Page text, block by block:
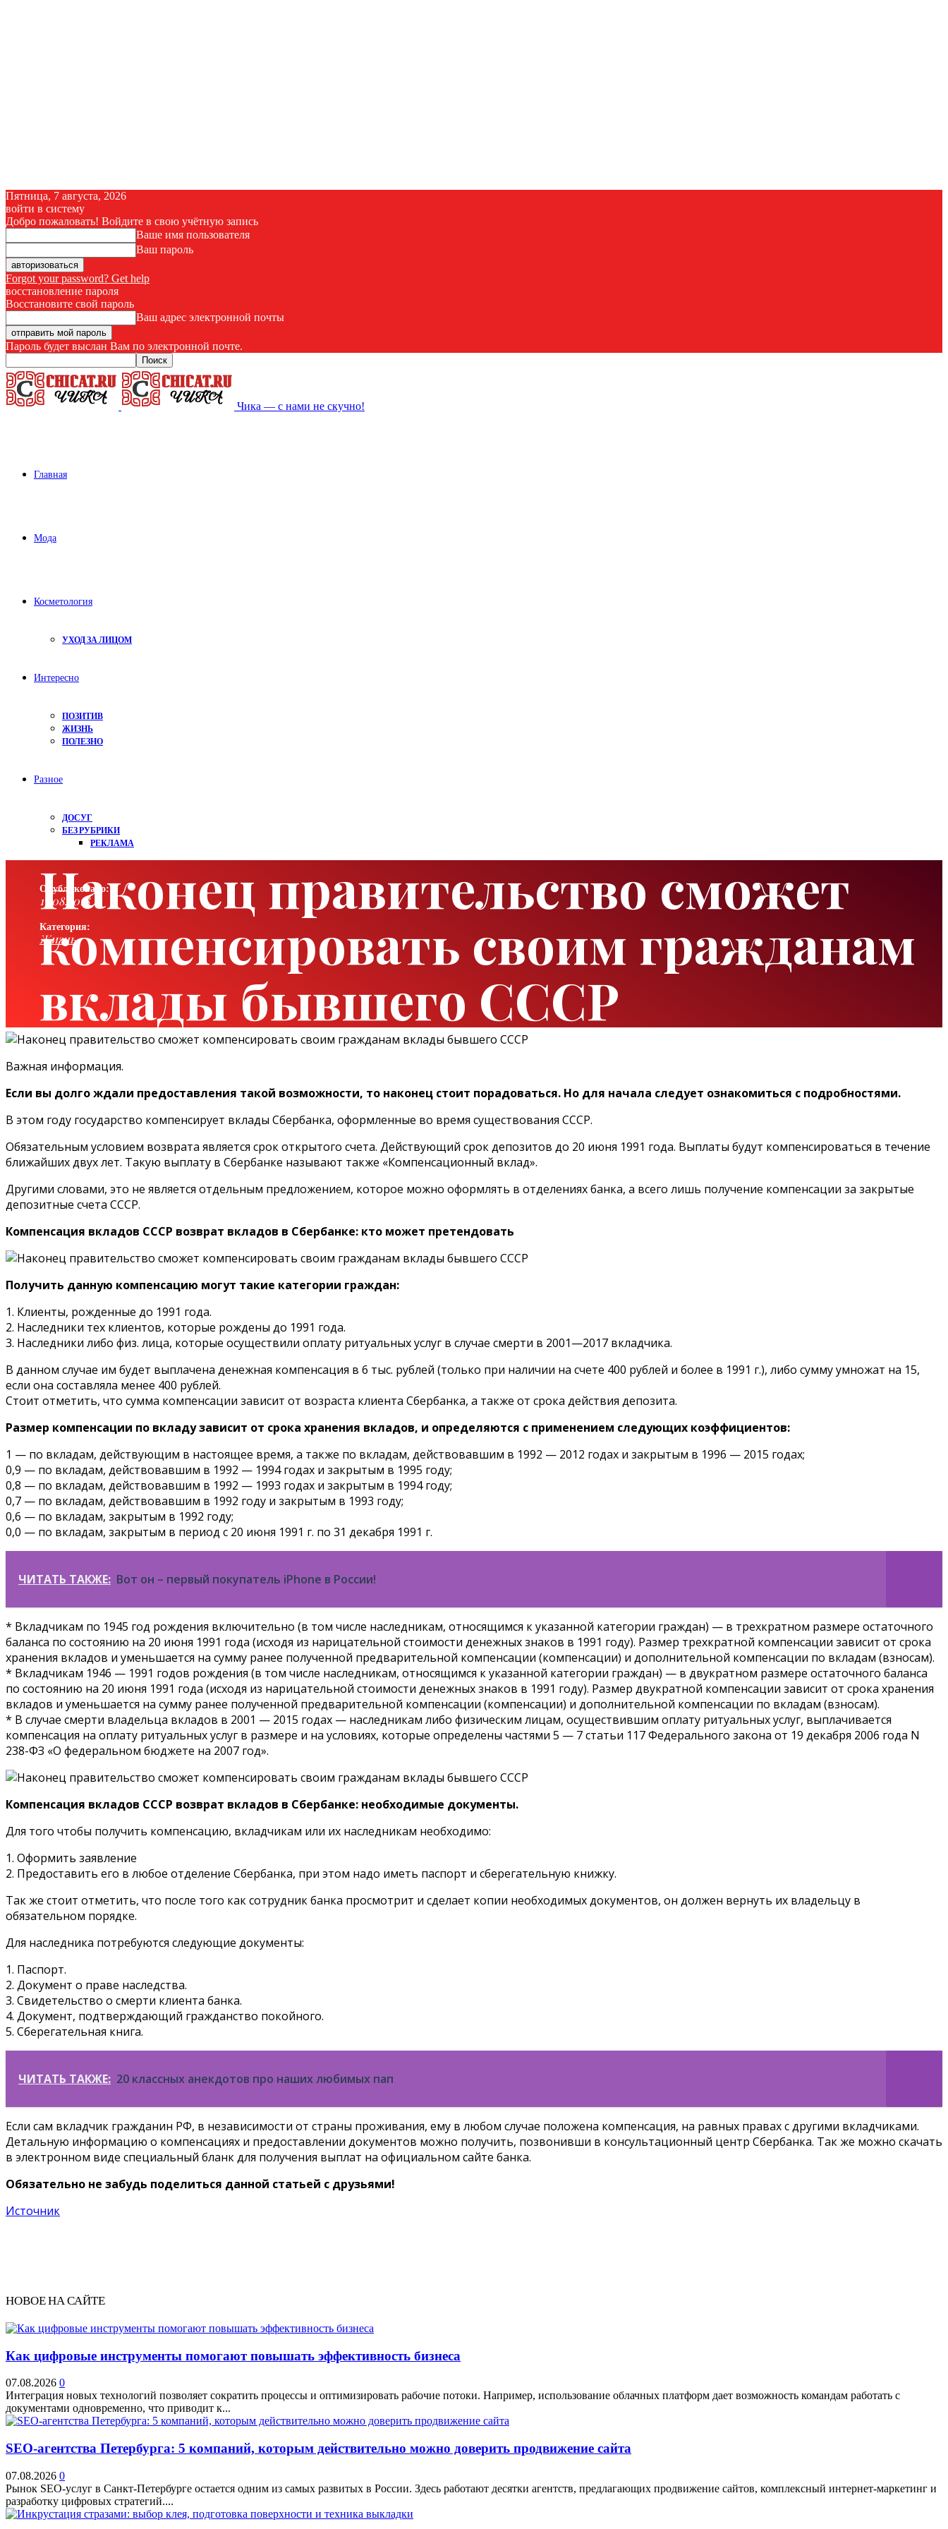
Пятница, 7 августа, 2026
войти в систему
Добро пожаловать! Войдите в свою учётную запись
Ваше имя пользователя
Ваш пароль
Forgot your password? Get help
восстановление пароля
Восстановите свой пароль
Ваш адрес электронной почты
Пароль будет выслан Вам по электронной почте.
Чика — с нами не скучно!
Главная
Мода
Косметология
УХОД ЗА ЛИЦОМ
Интересно
ПОЗИТИВ
ЖИЗНЬ
ПОЛЕЗНО
Разное
ДОСУГ
БЕЗ РУБРИКИ
РЕКЛАМА
Наконец правительство сможет
компенсировать своим гражданам
вклады бывшего СССР
Опубликовано:
13.08.2018
Категория:
Жизнь
Важная информация.
Если вы долго ждали предоставления такой возможности, то наконец стоит порадоваться. Но для начала следует ознакомиться с подробностями.
В этом году государство компенсирует вклады Сбербанка, оформленные во время существования СССР.
Обязательным условием возврата является срок открытого счета. Действующий срок депозитов до 20 июня 1991 года. Выплаты будут компенсироваться в течение
ближайших двух лет. Такую выплату в Сбербанке называют также «Компенсационный вклад».
Другими словами, это не является отдельным предложением, которое можно оформлять в отделениях банка, а всего лишь получение компенсации за закрытые
депозитные счета СССР.
Компенсация вкладов СССР возврат вкладов в Сбербанке: кто может претендовать
Получить данную компенсацию могут такие категории граждан:
1. Клиенты, рожденные до 1991 года.
2. Наследники тех клиентов, которые рождены до 1991 года.
3. Наследники либо физ. лица, которые осуществили оплату ритуальных услуг в случае смерти в 2001—2017 вкладчика.
В данном случае им будет выплачена денежная компенсация в 6 тыс. рублей (только при наличии на счете 400 рублей и более в 1991 г.), либо сумму умножат на 15,
если она составляла менее 400 рублей.
Стоит отметить, что сумма компенсации зависит от возраста клиента Сбербанка, а также от срока действия депозита.
Размер компенсации по вкладу зависит от срока хранения вкладов, и определяются с применением следующих коэффициентов:
1 — по вкладам, действующим в настоящее время, а также по вкладам, действовавшим в 1992 — 2012 годах и закрытым в 1996 — 2015 годах;
0,9 — по вкладам, действовавшим в 1992 — 1994 годах и закрытым в 1995 году;
0,8 — по вкладам, действовавшим в 1992 — 1993 годах и закрытым в 1994 году;
0,7 — по вкладам, действовавшим в 1992 году и закрытым в 1993 году;
0,6 — по вкладам, закрытым в 1992 году;
0,0 — по вкладам, закрытым в период с 20 июня 1991 г. по 31 декабря 1991 г.
ЧИТАТЬ ТАКЖЕ: Вот он – первый покупатель iPhone в России!
* Вкладчикам по 1945 год рождения включительно (в том числе наследникам, относящимся к указанной категории граждан) — в трехкратном размере остаточного
баланса по состоянию на 20 июня 1991 года (исходя из нарицательной стоимости денежных знаков в 1991 году). Размер трехкратной компенсации зависит от срока
хранения вкладов и уменьшается на сумму ранее полученной предварительной компенсации (компенсации) и дополнительной компенсации по вкладам (взносам).
* Вкладчикам 1946 — 1991 годов рождения (в том числе наследникам, относящимся к указанной категории граждан) — в двукратном размере остаточного баланса
по состоянию на 20 июня 1991 года (исходя из нарицательной стоимости денежных знаков в 1991 году). Размер двукратной компенсации зависит от срока хранения
вкладов и уменьшается на сумму ранее полученной предварительной компенсации (компенсации) и дополнительной компенсации по вкладам (взносам).
* В случае смерти владельца вкладов в 2001 — 2015 годах — наследникам либо физическим лицам, осуществившим оплату ритуальных услуг, выплачивается
компенсация на оплату ритуальных услуг в размере и на условиях, которые определены частями 5 — 7 статьи 117 Федерального закона от 19 декабря 2006 года N
238-ФЗ «О федеральном бюджете на 2007 год».
Компенсация вкладов СССР возврат вкладов в Сбербанке: необходимые документы.
Для того чтобы получить компенсацию, вкладчикам или их наследникам необходимо:
1. Оформить заявление
2. Предоставить его в любое отделение Сбербанка, при этом надо иметь паспорт и сберегательную книжку.
Так же стоит отметить, что после того как сотрудник банка просмотрит и сделает копии необходимых документов, он должен вернуть их владельцу в
обязательном порядке.
Для наследника потребуются следующие документы:
1. Паспорт.
2. Документ о праве наследства.
3. Свидетельство о смерти клиента банка.
4. Документ, подтверждающий гражданство покойного.
5. Сберегательная книга.
ЧИТАТЬ ТАКЖЕ: 20 классных анекдотов про наших любимых пап
Если сам вкладчик гражданин РФ, в независимости от страны проживания, ему в любом случае положена компенсация, на равных правах с другими вкладчиками.
Детальную информацию о компенсациях и предоставлении документов можно получить, позвонивши в консультационный центр Сбербанка. Так же можно скачать
в электронном виде специальный бланк для получения выплат на официальном сайте банка.
Обязательно не забудь поделиться данной статьей с друзьями!
Источник
НОВОЕ НА САЙТЕ
Как цифровые инструменты помогают повышать эффективность бизнеса
07.08.2026 0
Интеграция новых технологий позволяет сократить процессы и оптимизировать рабочие потоки. Например, использование облачных платформ дает возможность командам работать с
документами одновременно, что приводит к...
SEO-агентства Петербурга: 5 компаний, которым действительно можно доверить продвижение сайта
07.08.2026 0
Рынок SEO-услуг в Санкт-Петербурге остается одним из самых развитых в России. Здесь работают десятки агентств, предлагающих продвижение сайтов, комплексный интернет-маркетинг и
разработку цифровых стратегий....